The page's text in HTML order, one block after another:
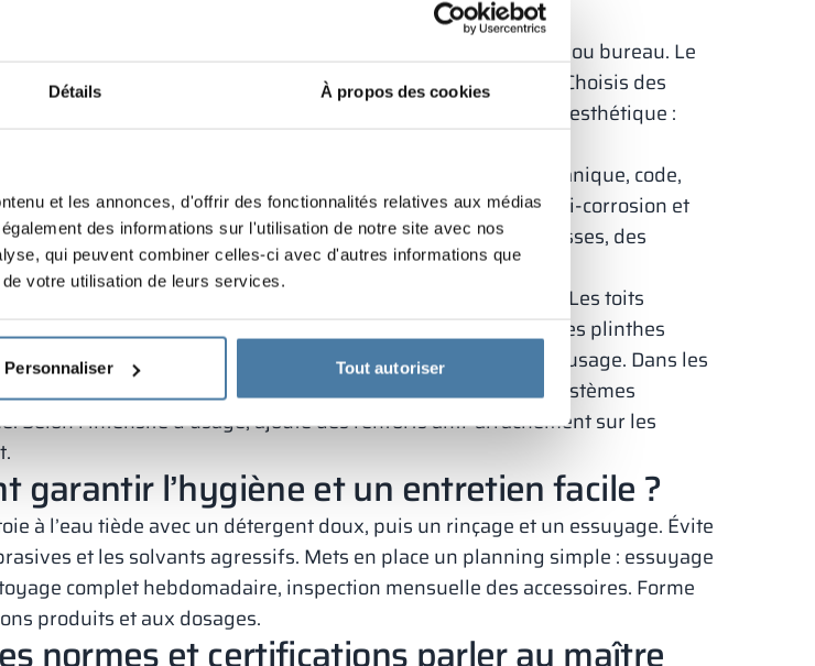
Détails À propos des cookies
et les annonces, d'offrir des fonctionnalités relatives aux médias
des informations sur l'utilisation de notre site avec nos
qui peuvent combiner celles-ci avec d'autres informations que
votre utilisation de leurs services.
Personnaliser Tout autoriser
définir l’usage : piscine publique, salle de sport, école, hôpital ou bureau. Le
la hauteur, la largeur, le nombre de cases et le type de portes. Choisis des
des socles faciles à nettoyer et adaptés au sol. Pense aussi à l’esthétique :
sélectionne des serrures cohérentes avec le flux : clé mécanique, code,
RFID ou cylindre maître. Les charnières doivent être anti‑corrosion et
retour doux si nécessaire. Prévois des aérations hautes et basses, des
et des butées silencieuses.
les coins arrondis et les bords adoucis évitent les blessures. Les toits
le stockage d’objets au‑dessus et limitent la poussière. Les plinthes
bancs intégrés facilitent le ménage et améliorent le confort d’usage. Dans les
privilégie des matériaux à réaction au feu adaptée et des systèmes
Selon l’intensité d’usage, ajoute des renforts anti‑arrachement sur les
garantir l’hygiène et un entretien facile ?
à l’eau tiède avec un détergent doux, puis un rinçage et un essuyage. Évite
et les solvants agressifs. Mets en place un planning simple : essuyage
complet hebdomadaire, inspection mensuelle des accessoires. Forme
produits et aux dosages.
normes et certifications parler au maître